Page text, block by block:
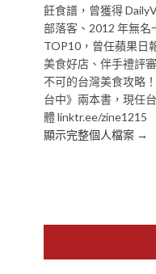
飪食譜，曾獲得
部落客、2012 年無名
TOP10，曾任蘋果日
美食好店、伴手禮評
不可的台灣美食攻略
台中》兩本書，現任
體 linktr.ee/zine1215
顯示完整個人檔案 →